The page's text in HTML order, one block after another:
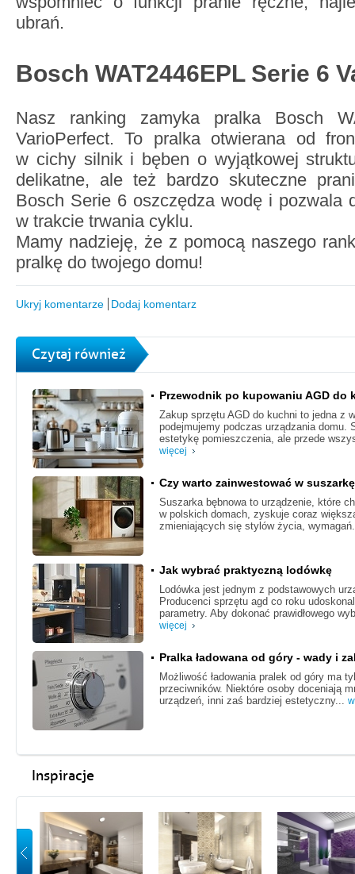
ubrań.
Bosch WAT2446EPL Serie 6
Nasz ranking zamyka pralka Bosch
VarioPerfect. To pralka otwierana od
w cichy silnik i bęben o wyjątkowej
delikatne, ale też bardzo skuteczne
Bosch Serie 6 oszczędza wodę i pozwala
w trakcie trwania cyklu.
Mamy nadzieję, że z pomocą naszego
pralkę do twojego domu!
Ukryj komentarze Dodaj komentarz
Czytaj również
Przewodnik po kupowaniu AGD do
Zakup sprzętu AGD do kuchni to jedna z
podejmujemy podczas urządzania domu.
estetykę pomieszczenia, ale przede
więcej
Czy warto zainwestować w
Suszarka bębnowa to urządzenie, które
w polskich domach, zyskuje coraz
zmieniających się stylów życia,
Jak wybrać praktyczną lodówkę
Lodówka jest jednym z podstawowych
Producenci sprzętu agd co roku
parametry. Aby dokonać prawidłowego
więcej
Pralka ładowana od góry - wady i
Możliwość ładowania pralek od góry ma
przeciwników. Niektóre osoby doceniają
urządzeń, inni zaś bardziej estetyczny...
Inspiracje